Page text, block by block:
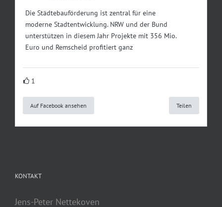
Die Städtebauförderung ist zentral für eine
moderne Stadtentwicklung. NRW und der Bund
unterstützen in diesem Jahr Projekte mit 356 Mio.
Euro und Remscheid profitiert ganz
1
Auf Facebook ansehen Teilen
KONTAKT
Jens-Peter Nettekoven